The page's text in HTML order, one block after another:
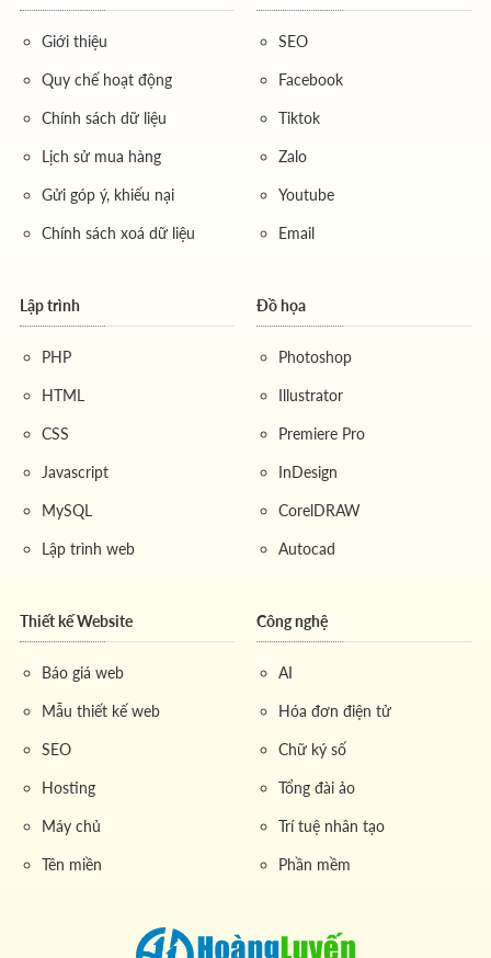
Giới thiệu
Quy chế hoạt động
Chính sách dữ liệu
Lịch sử mua hàng
Gửi góp ý, khiếu nại
Chính sách xoá dữ liệu
SEO
Facebook
Tiktok
Zalo
Youtube
Email
Lập trình
PHP
HTML
CSS
Javascript
MySQL
Lập trình web
Đồ họa
Photoshop
Illustrator
Premiere Pro
InDesign
CorelDRAW
Autocad
Thiết kế Website
Báo giá web
Mẫu thiết kế web
SEO
Hosting
Máy chủ
Tên miền
Công nghệ
AI
Hóa đơn điện tử
Chữ ký số
Tổng đài ảo
Trí tuệ nhân tạo
Phần mềm